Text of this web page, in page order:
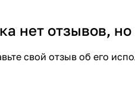
нет отзывов,
свой отзыв об его